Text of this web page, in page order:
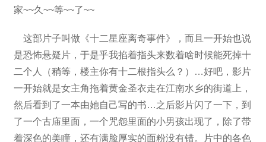
家~~久~~等~~了~~
这部片子叫做《十二星座离奇事件》，而且一开始也说
是恐怖悬疑片，于是乎我掐着指头来数着啥时候能死掉十
二个人（稍等，楼主你有十二根指头么？）…好吧，影片
一开始就是女主角拖着黄金圣衣走在江南水乡的街道上，
然后看到了一本由她自己写的书…之后影片闪了一下，到
了一个古庙里面，一个咒怨里面的小男孩出现了，除了带
着深色的美瞳，还有满脸厚实的面粉没有错。片中的各色